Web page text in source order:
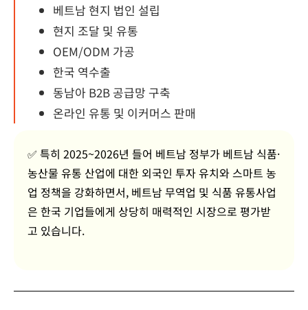
베트남 현지 법인 설립
현지 조달 및 유통
OEM/ODM 가공
한국 역수출
동남아 B2B 공급망 구축
온라인 유통 및 이커머스 판매
✅ 특히 2025~2026년 들어 베트남 정부가 베트남 식품·
농산물 유통 산업에 대한 외국인 투자 유치와 스마트 농
업 정책을 강화하면서, 베트남 무역업 및 식품 유통사업
은 한국 기업들에게 상당히 매력적인 시장으로 평가받
고 있습니다.